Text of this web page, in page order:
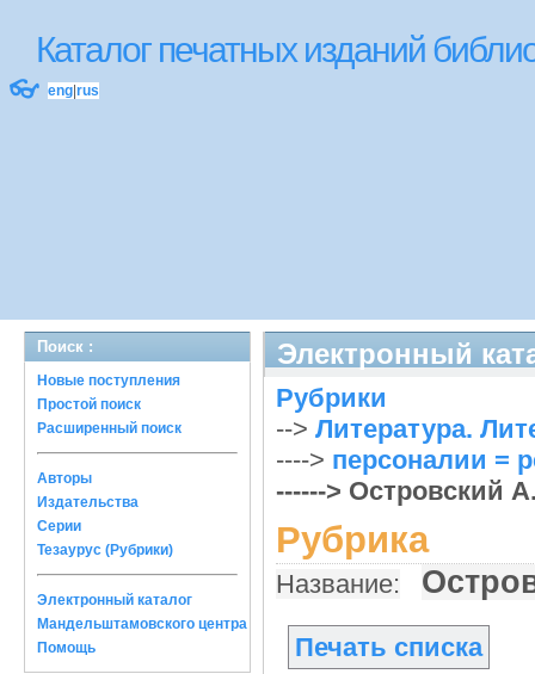
Каталог печатных изданий
👓 eng rus
Поиск :
Новые поступления
Простой поиск
Расширенный поиск
Авторы
Издательства
Серии
Тезаурус (Рубрики)
Электронный каталог
Мандельштамовского центра
Помощь
Электронный
Рубрики
--> Литература.
----> персоналии =
------> Островский
Рубрика
Название:
Печать списка